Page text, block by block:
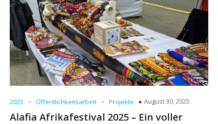
2025 - Öffentlichkeitsarbeit - Projekte August 30, 2025
Ala­fia Afri­ka­fes­ti­val 2025 – Ein vol­ler